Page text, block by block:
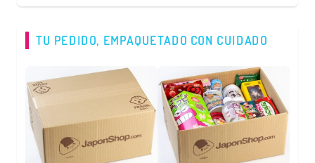
TU PEDIDO, EMPAQUETADO CON CUIDADO